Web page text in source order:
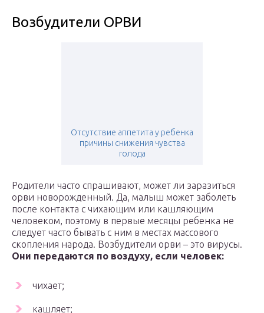
Возбудители ОРВИ
Отсутствие аппетита у ребенка
причины снижения чувства
голода
Родители часто спрашивают, может ли заразиться
орви новорожденный. Да, малыш может заболеть
после контакта с чихающим или кашляющим
человеком, поэтому в первые месяцы ребенка не
следует часто бывать с ним в местах массового
скопления народа. Возбудители орви – это вирусы.
Они передаются по воздуху, если человек:
чихает;
кашляет;